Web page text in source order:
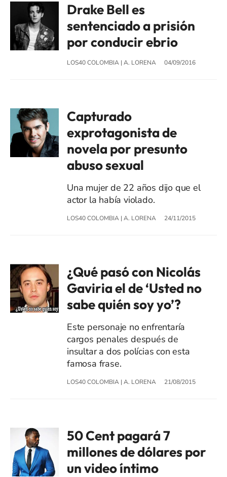
Drake Bell es
sentenciado a prisión
por conducir ebrio
LOS40 COLOMBIA | A. LORENA 04/09/2016
Capturado
exprotagonista de
novela por presunto
abuso sexual
Una mujer de 22 años dijo que el
actor la había violado.
LOS40 COLOMBIA | A. LORENA 24/11/2015
¿Qué pasó con Nicolás
Gaviria el de ‘Usted no
sabe quién soy yo’?
Este personaje no enfrentaría
cargos penales después de
insultar a dos polícias con esta
famosa frase.
LOS40 COLOMBIA | A. LORENA 21/08/2015
50 Cent pagará 7
millones de dólares por
un video íntimo